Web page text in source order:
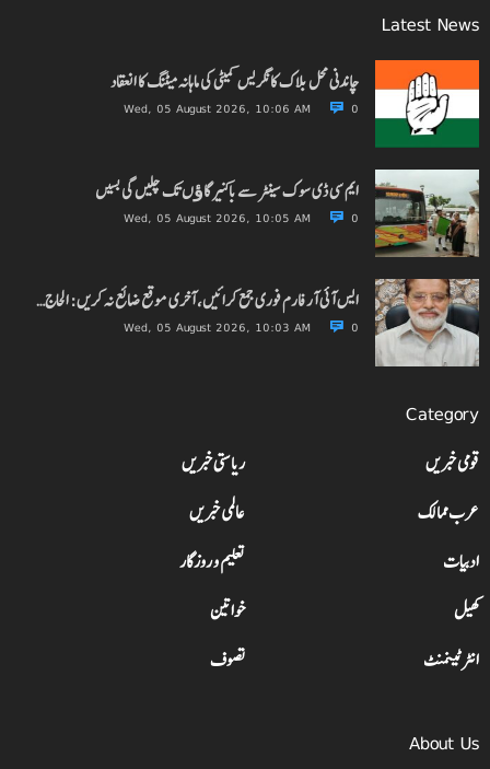
Latest News
چاندنی محل بلاک کانگریس کمیٹی کی ماہانہ میٹنگ کا انعقاد
Wed, 05 August 2026, 10:06 AM 0
ایم سی ڈی سوک سینٹر سے باکنیر گاﺅں تک چلیں گی بسیں
Wed, 05 August 2026, 10:05 AM 0
ایس آئی آر فارم فوری جمع کرائیں، آخری موقع ضائع نہ کریں: الحاج…
Wed, 05 August 2026, 10:03 AM 0
Category
قومی خبریں
ریاستی خبریں
عرب ممالک
عالمی خبریں
ادبیات
تعلیم و روزگار
کھیل
خواتین
انٹرٹینمنٹ
تصوف
About Us